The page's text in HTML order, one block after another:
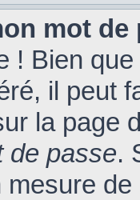
mot de
! Bien
il peut
la page
de passe.